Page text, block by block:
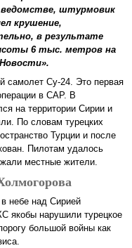
ведомстве, штурмовик
крушение,
в результате
6 тыс. метров на
самолет Су-24. Это первая
в САР. В
на территории Сирии и
По словам турецких
Турции и после
Пилотам удалось
местные жители.
небе над Сирией
якобы нарушили турецкое
большой войны как